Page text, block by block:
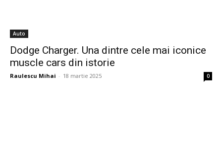
Auto
Dodge Charger. Una dintre cele mai iconice
muscle cars din istorie
Raulescu Mihai - 18 martie 2025 0